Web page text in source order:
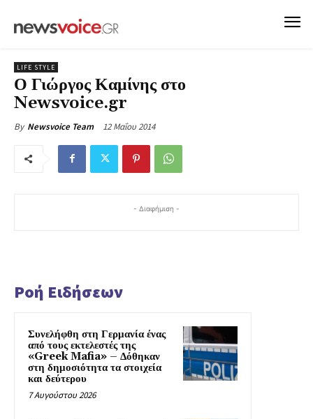
LIFE STYLE
Ο Γιώργος Καμίνης στο
Newsvoice.gr
By Newsvoice Team 12 Μαΐου 2014
- Διαφήμιση -
Ροή Ειδήσεων
Συνελήφθη στη Γερμανία ένας
από τους εκτελεστές της
«Greek Mafia» – Δόθηκαν
στη δημοσιότητα τα στοιχεία
και δεύτερου
7 Αυγούστου 2026